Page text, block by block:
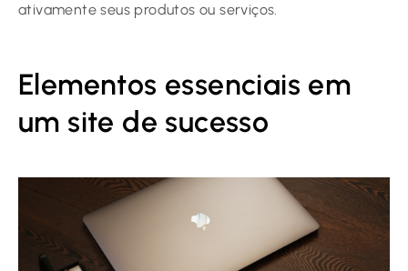
ativamente seus produtos ou serviços.
Elementos essenciais em
um site de sucesso